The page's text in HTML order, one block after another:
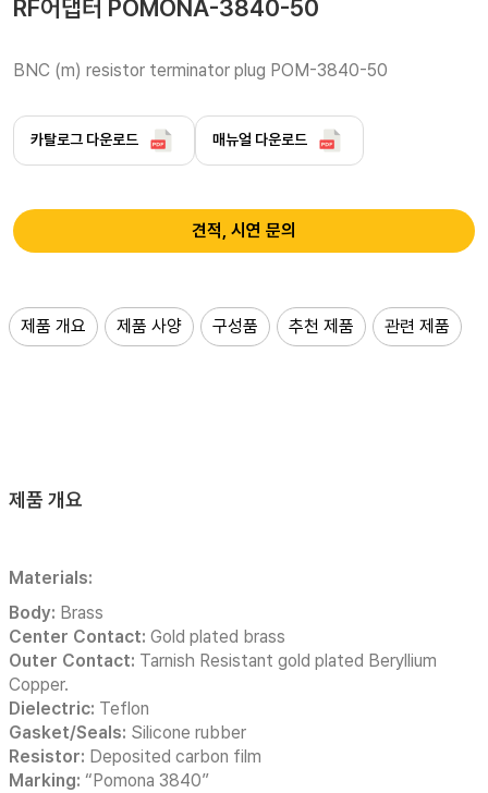
RF어댑터 POMONA-3840-50
BNC (m) resistor terminator plug POM-3840-50
카탈로그 다운로드 매뉴얼 다운로드
견적, 시연 문의
제품 개요 제품 사양 구성품 추천 제품 관련 제품
제품 개요
Materials:
Body: Brass
Center Contact: Gold plated brass
Outer Contact: Tarnish Resistant gold plated Beryllium
Copper.
Dielectric: Teflon
Gasket/Seals: Silicone rubber
Resistor: Deposited carbon film
Marking: “Pomona 3840”